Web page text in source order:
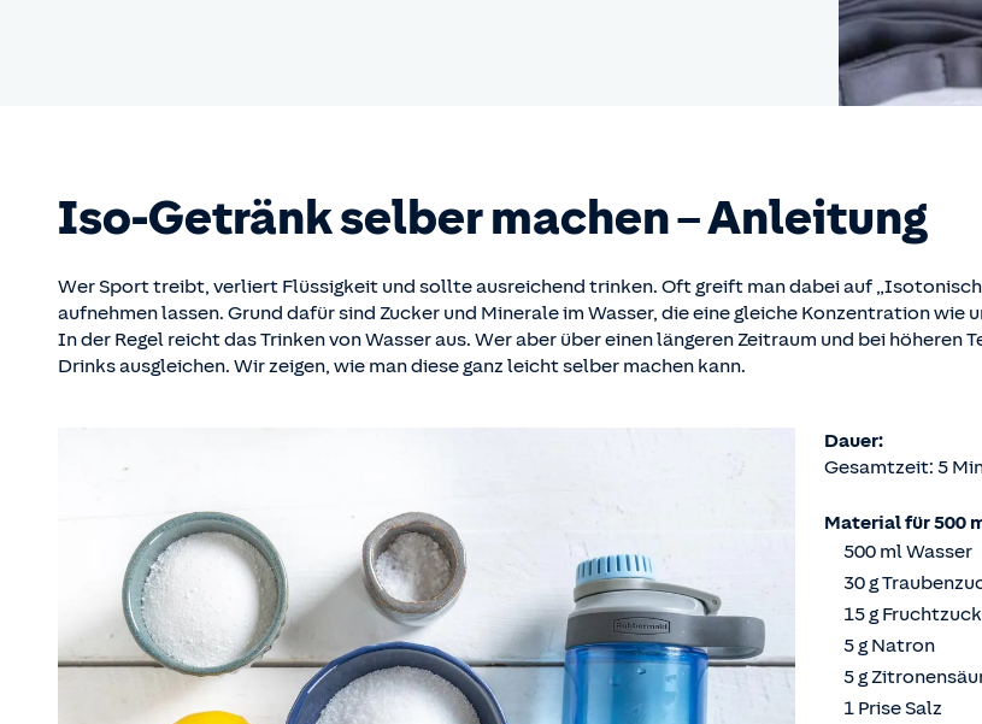
Iso-Getränk selber machen – Anleitung
Wer Sport treibt, verliert Flüssigkeit und sollte ausreichend trinken. Oft greift man dabei auf
aufnehmen lassen. Grund dafür sind Zucker und Minerale im Wasser, die eine gleiche Konzentration wie
In der Regel reicht das Trinken von Wasser aus. Wer aber über einen längeren Zeitraum und bei
Drinks ausgleichen. Wir zeigen, wie man diese ganz leicht selber machen kann.
Dauer:
Gesamtzeit: 5
Material für 500
500 ml Wasser
30 g
15 g
5 g Natron
5 g
1 Prise Salz